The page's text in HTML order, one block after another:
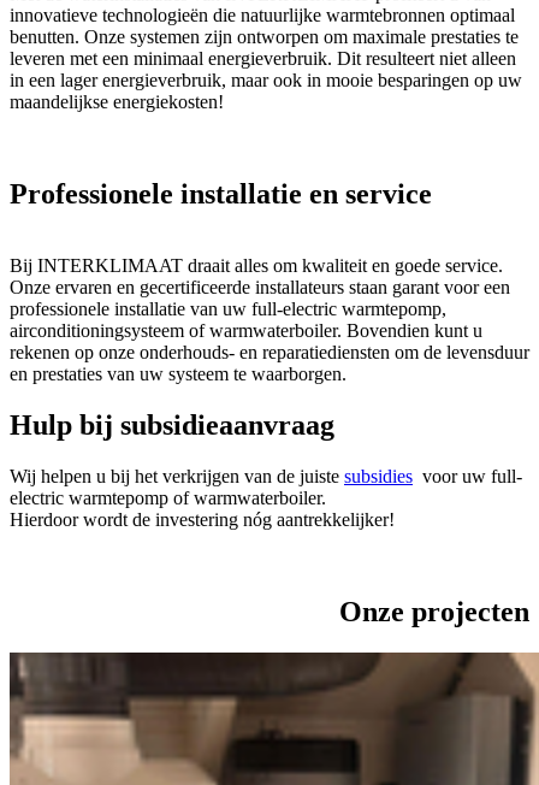
innovatieve technologieën die natuurlijke warmtebronnen optimaal
benutten. Onze systemen zijn ontworpen om maximale prestaties te
leveren met een minimaal energieverbruik. Dit resulteert niet alleen
in een lager energieverbruik, maar ook in mooie besparingen op uw
maandelijkse energiekosten!
Professionele installatie en service
Bij INTERKLIMAAT draait alles om kwaliteit en goede service.
Onze ervaren en gecertificeerde installateurs staan garant voor een
professionele installatie van uw full-electric warmtepomp,
airconditioningsysteem of warmwaterboiler. Bovendien kunt u
rekenen op onze onderhouds- en reparatiediensten om de levensduur
en prestaties van uw systeem te waarborgen.
Hulp bij subsidieaanvraag
Wij helpen u bij het verkrijgen van de juiste subsidies voor uw full-
electric warmtepomp of warmwaterboiler.
Hierdoor wordt de investering nóg aantrekkelijker!
Onze projecten